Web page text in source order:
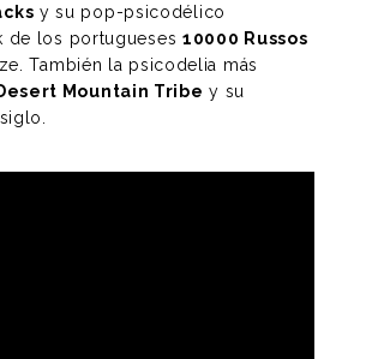
y su pop-psicodélico
de los portugueses 10000 Russos
También la psicodelia más
Mountain Tribe y su